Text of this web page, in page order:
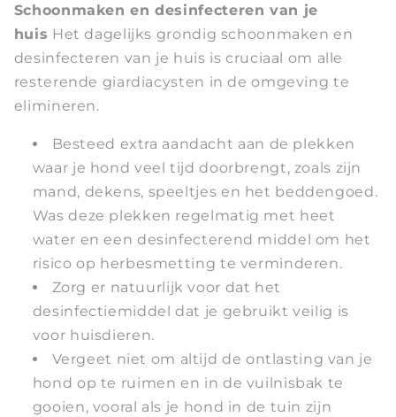
Schoonmaken en desinfecteren van je
huis Het dagelijks grondig schoonmaken en
desinfecteren van je huis is cruciaal om alle
resterende giardiacysten in de omgeving te
elimineren.
Besteed extra aandacht aan de plekken
waar je hond veel tijd doorbrengt, zoals zijn
mand, dekens, speeltjes en het beddengoed.
Was deze plekken regelmatig met heet
water en een desinfecterend middel om het
risico op herbesmetting te verminderen.
Zorg er natuurlijk voor dat het
desinfectiemiddel dat je gebruikt veilig is
voor huisdieren.
Vergeet niet om altijd de ontlasting van je
hond op te ruimen en in de vuilnisbak te
gooien, vooral als je hond in de tuin zijn